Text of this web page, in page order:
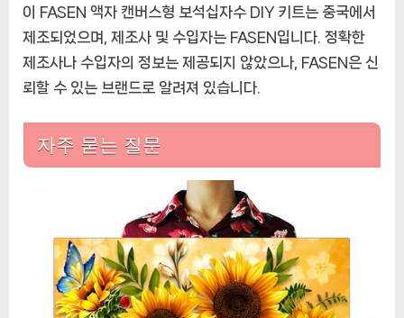
에
이 FASEN 액자 캔버스형 보석십자수 DIY 키트는 중국에서
제조되었으며, 제조사 및 수입자는 FASEN입니다. 정확한
제조사나 수입자의 정보는 제공되지 않았으나, FASEN은 신
뢰할 수 있는 브랜드로 알려져 있습니다.
자주 묻는 질문